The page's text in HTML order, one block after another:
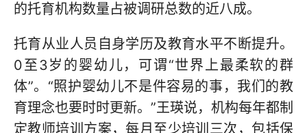
的托育机构数量占被调研总数的近八成。
托育从业人员自身学历及教育水平不断提升。
0至3岁的婴幼儿，可谓“世界上最柔软的群
体”。“照护婴幼儿不是件容易的事，我们的教
育理念也要时时更新。”王瑛说，机构每年都制
定教师培训方案，每月至少培训三次，包括保